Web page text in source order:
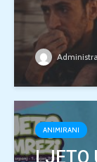
ANIMIRANI
LJETO